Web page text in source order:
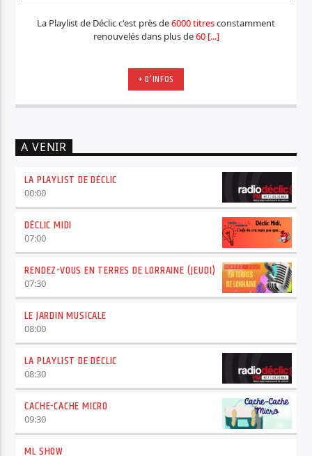
La Playlist de Déclic c'est près de6000 titresconstamment
renouvelés dans plus de60 [...]
+ D'INFOS
A VENIR
LA PLAYLIST DE DÉCLIC
00:00
DÉCLIC MIDI
07:00
RENDEZ-VOUS EN TERRES DE LORRAINE (JEUDI)
07:30
LE JARDIN MUSICALE
08:00
LA PLAYLIST DE DÉCLIC
08:30
CACHE-CACHE MICRO
09:30
ML SHOW